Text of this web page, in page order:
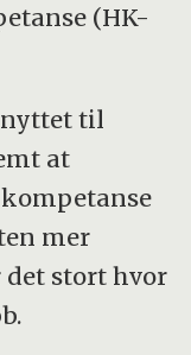
(HK-
til
at
mer
stort hvor